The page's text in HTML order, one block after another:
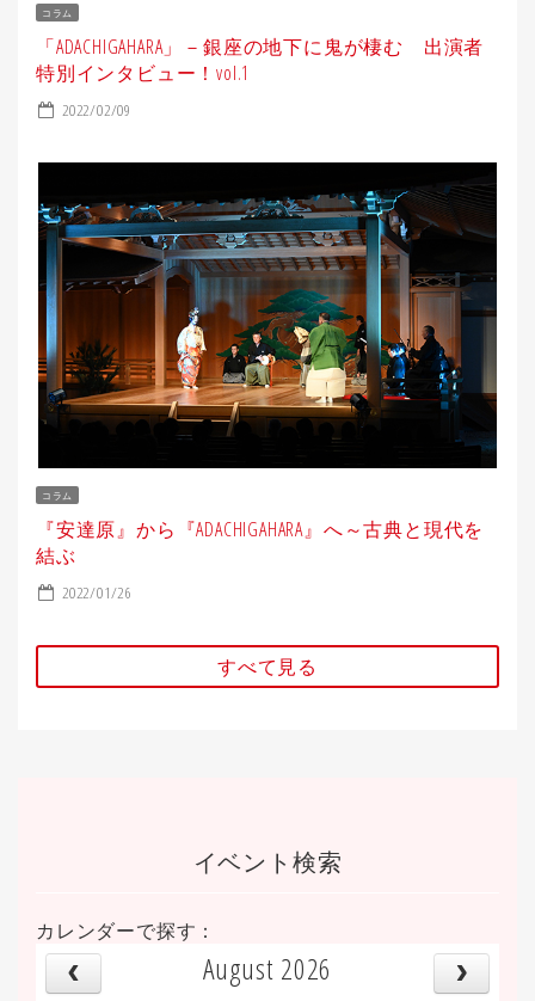
コラム
「ADACHIGAHARA」－銀座の地下に鬼が棲む 出演者
特別インタビュー！vol.1
2022/02/09
コラム
『安達原』から『ADACHIGAHARA』へ～古典と現代を
結ぶ
2022/01/26
すべて見る
イベント検索
カレンダーで探す：
August 2026